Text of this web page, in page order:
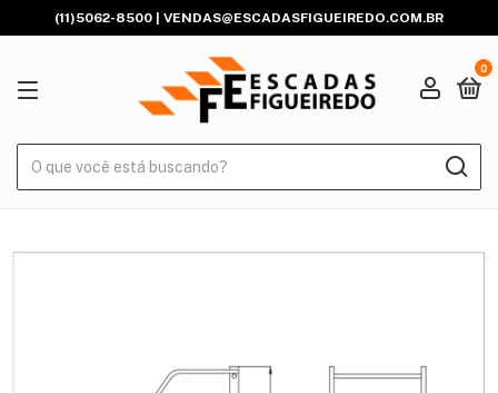
(11)5062-8500 | VENDAS@ESCADASFIGUEIREDO.COM.BR
0